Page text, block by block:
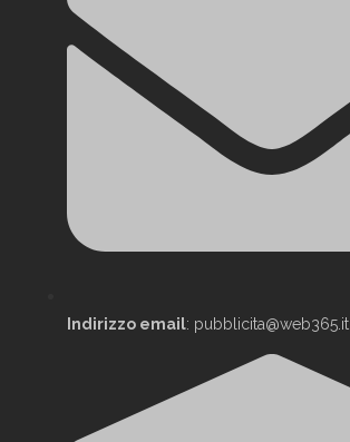
Indirizzo email: pubblicita@web365.it